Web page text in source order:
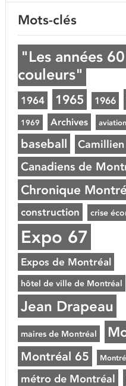
Mots-clés
"Les années
couleurs"
1964 1965 1966
1969 Archives aviation
baseball
Canadiens de
Chronique
construction crise
Expo 67
Expos de Montréal
hôtel de ville de Montréal
Jean Drapeau
maires de Montréal
Montréal 65
métro de Montréal